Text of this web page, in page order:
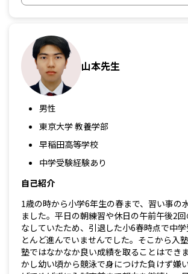
山本先生
男性
東京大学 教養学部
早稲田高等学校
中学受験経験あり
自己紹介
1歳の時から小学6年生の春まで、習い事の
ました。平日の朝練習や休日の午前午後2
なしていたため、引退した小6春時点で中
とんど進んでいませんでした。そこから入
塾ではなかなか良い成績を取ることはでき
かし幼い頃から競泳で身につけた負けず嫌